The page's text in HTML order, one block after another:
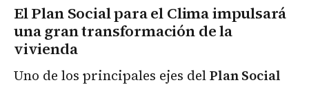
El Plan Social para el Clima impulsará
una gran transformación de la
vivienda
Uno de los principales ejes delPlan Social